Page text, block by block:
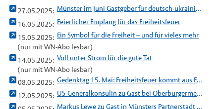
27.05.2025:
Münster im Juni Gastgeber für deutsch-ukrainische Konferenz
16.05.2025: Feierlicher Empfang für das Freiheitsfeuer
15.05.2025: Ein Symbol für die Freiheit – und für vieles mehr
(nur mit WN-Abo lesbar)
14.05.2025: Voll unter Strom für die gute Tat
(nur mit WN-Abo lesbar)
08.05.2025:
Gedenktag 15. Mai: Freiheitsfeuer kommt aus Enschede nach Münster
12.05.2025:
US-Generalkonsulin zu Gast bei Oberbürgermeister Lewe
Markus Lewe zu Gast in Münsters Partnerstadt Kristiansand